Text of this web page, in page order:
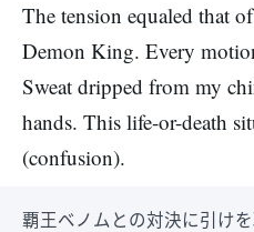
The tension equaled that
Demon King. Every
Sweat dripped from my
hands. This life-or-death
(confusion).
覇王ベノムとの対決に引け